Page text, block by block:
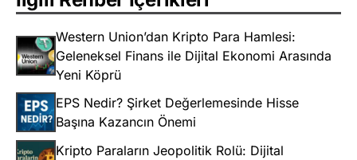
Western Union’dan Kripto Para Hamlesi:
Geleneksel Finans ile Dijital Ekonomi Arasında
Yeni Köprü
EPS Nedir? Şirket Değerlemesinde Hisse
Başına Kazancın Önemi
Kripto Paraların Jeopolitik Rolü: Dijital